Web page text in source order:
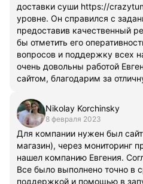
доставки суши https://
уровне. Он справился с
предоставив качественный
бы отметить его
вопросов и поддержку всех
очень довольны работой
сайтом, благодарим за
Nikolay Korchinsky
8 февраля 2023
Для компании нужен был
магазин), через мониторинг
нашел компанию Евгения.
Все было выполнено точно в
поддержкой и помощью в